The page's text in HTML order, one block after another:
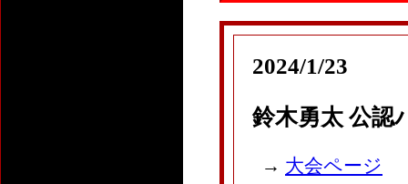
2024/1/23
鈴木勇太 公認
→ 大会ページ